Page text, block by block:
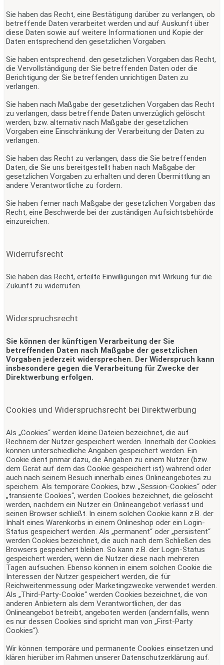
Sie haben das Recht, eine Bestätigung darüber zu verlangen, ob
betreffende Daten verarbeitet werden und auf Auskunft über
diese Daten sowie auf weitere Informationen und Kopie der
Daten entsprechend den gesetzlichen Vorgaben.
Sie haben entsprechend. den gesetzlichen Vorgaben das Recht,
die Vervollständigung der Sie betreffenden Daten oder die
Berichtigung der Sie betreffenden unrichtigen Daten zu
verlangen.
Sie haben nach Maßgabe der gesetzlichen Vorgaben das Recht
zu verlangen, dass betreffende Daten unverzüglich gelöscht
werden, bzw. alternativ nach Maßgabe der gesetzlichen
Vorgaben eine Einschränkung der Verarbeitung der Daten zu
verlangen.
Sie haben das Recht zu verlangen, dass die Sie betreffenden
Daten, die Sie uns bereitgestellt haben nach Maßgabe der
gesetzlichen Vorgaben zu erhalten und deren Übermittlung an
andere Verantwortliche zu fordern.
Sie haben ferner nach Maßgabe der gesetzlichen Vorgaben das
Recht, eine Beschwerde bei der zuständigen Aufsichtsbehörde
einzureichen.
Widerrufsrecht
Sie haben das Recht, erteilte Einwilligungen mit Wirkung für die
Zukunft zu widerrufen.
Widerspruchsrecht
Sie können der künftigen Verarbeitung der Sie
betreffenden Daten nach Maßgabe der gesetzlichen
Vorgaben jederzeit widersprechen. Der Widerspruch kann
insbesondere gegen die Verarbeitung für Zwecke der
Direktwerbung erfolgen.
Cookies und Widerspruchsrecht bei Direktwerbung
Als „Cookies“ werden kleine Dateien bezeichnet, die auf
Rechnern der Nutzer gespeichert werden. Innerhalb der Cookies
können unterschiedliche Angaben gespeichert werden. Ein
Cookie dient primär dazu, die Angaben zu einem Nutzer (bzw.
dem Gerät auf dem das Cookie gespeichert ist) während oder
auch nach seinem Besuch innerhalb eines Onlineangebotes zu
speichern. Als temporäre Cookies, bzw. „Session-Cookies“ oder
„transiente Cookies“, werden Cookies bezeichnet, die gelöscht
werden, nachdem ein Nutzer ein Onlineangebot verlässt und
seinen Browser schließt. In einem solchen Cookie kann z.B. der
Inhalt eines Warenkorbs in einem Onlineshop oder ein Login-
Status gespeichert werden. Als „permanent“ oder „persistent“
werden Cookies bezeichnet, die auch nach dem Schließen des
Browsers gespeichert bleiben. So kann z.B. der Login-Status
gespeichert werden, wenn die Nutzer diese nach mehreren
Tagen aufsuchen. Ebenso können in einem solchen Cookie die
Interessen der Nutzer gespeichert werden, die für
Reichweitenmessung oder Marketingzwecke verwendet werden.
Als „Third-Party-Cookie“ werden Cookies bezeichnet, die von
anderen Anbietern als dem Verantwortlichen, der das
Onlineangebot betreibt, angeboten werden (andernfalls, wenn
es nur dessen Cookies sind spricht man von „First-Party
Cookies“).
Wir können temporäre und permanente Cookies einsetzen und
klären hierüber im Rahmen unserer Datenschutzerklärung auf.